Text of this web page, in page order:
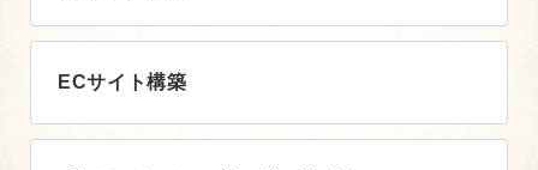
ECサイト構築